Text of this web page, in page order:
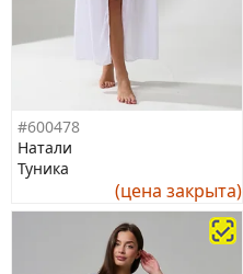
#600478
Натали
Туника
(цена закрыта)